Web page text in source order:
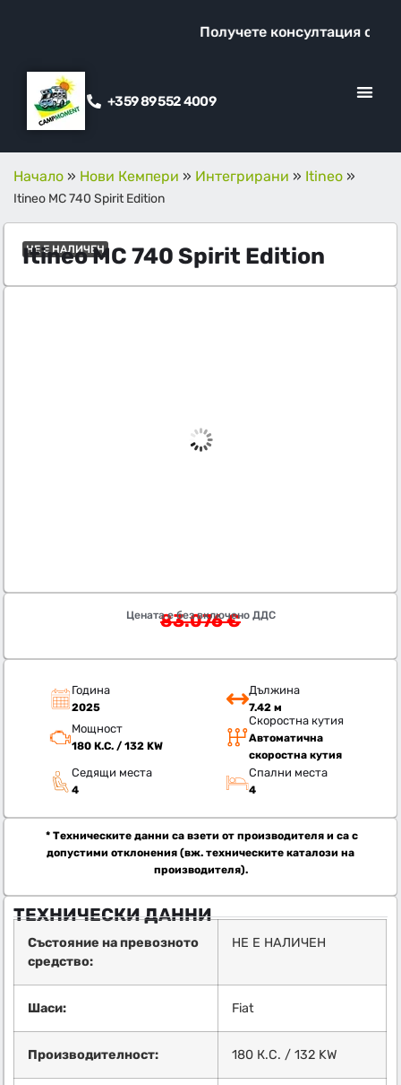
Получете консултация от
+359 89 552 4009
Начало » Нови Кемпери » Интегрирани » Itineo »
Itineo MC 740 Spirit Edition
НЕ Е НАЛИЧЕН
Itineo MC 740 Spirit Edition
83.076€
Цената е без включено ДДС
Година
2025
Дължина
7.42 м
Мощност
180 К.С. / 132 KW
Скоростна кутия
Автоматична
скоростна кутия
Седящи места
4
Спални места
4
* Техническите данни са взети от производителя и са с
допустими отклонения (вж. техническите каталози на
производителя).
ТЕХНИЧЕСКИ ДАННИ
Състояние на превозното
средство:
НЕ Е НАЛИЧЕН
Шаси: Fiat
Производителност: 180 К.С. / 132 KW